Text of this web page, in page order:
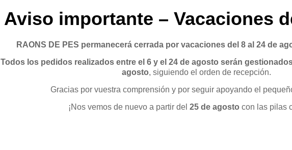
Aviso importante – Vacaciones
RAONS DE PES permanecerá cerrada por vacaciones del 8 al 24 de
Todos los pedidos realizados entre el 6 y el 24 de agosto serán
agosto, siguiendo el orden de recepción.
Gracias por vuestra comprensión y por seguir apoyando el
¡Nos vemos de nuevo a partir del 25 de agosto con las pilas